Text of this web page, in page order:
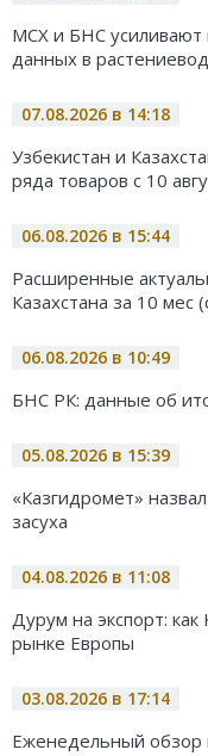
МСХ и БНС усиливают
данных в
07.08.2026 в 14:18
Узбекистан и
ряда товаров с 10
06.08.2026 в 15:44
Расширенные
Казахстана за 10
06.08.2026 в 10:49
БНС РК: данные об
05.08.2026 в 15:39
«Казгидромет»
засуха
04.08.2026 в 11:08
Дурум на экспорт: как
рынке Европы
03.08.2026 в 17:14
Еженедельный обзор